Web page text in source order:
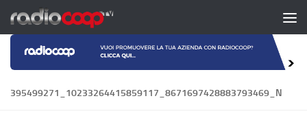
Salta al contenuto
395499271_10233264415859117_8671697428883793469_N